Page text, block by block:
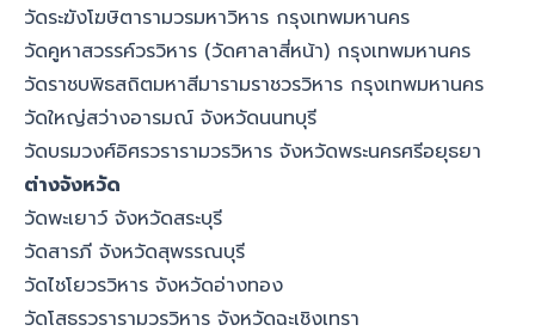
วัดระฆังโฆษิตารามวรมหาวิหาร กรุงเทพมหานคร
วัดคูหาสวรรค์วรวิหาร (วัดศาลาสี่หน้า) กรุงเทพมหานคร
วัดราชบพิธสถิตมหาสีมารามราชวรวิหาร กรุงเทพมหานคร
วัดใหญ่สว่างอารมณ์ จังหวัดนนทบุรี
วัดบรมวงศ์อิศรวรารามวรวิหาร จังหวัดพระนครศรีอยุธยา
ต่างจังหวัด
วัดพะเยาว์ จังหวัดสระบุรี
วัดสารภี จังหวัดสุพรรณบุรี
วัดไชโยวรวิหาร จังหวัดอ่างทอง
วัดโสธรวรารามวรวิหาร จังหวัดฉะเชิงเทรา